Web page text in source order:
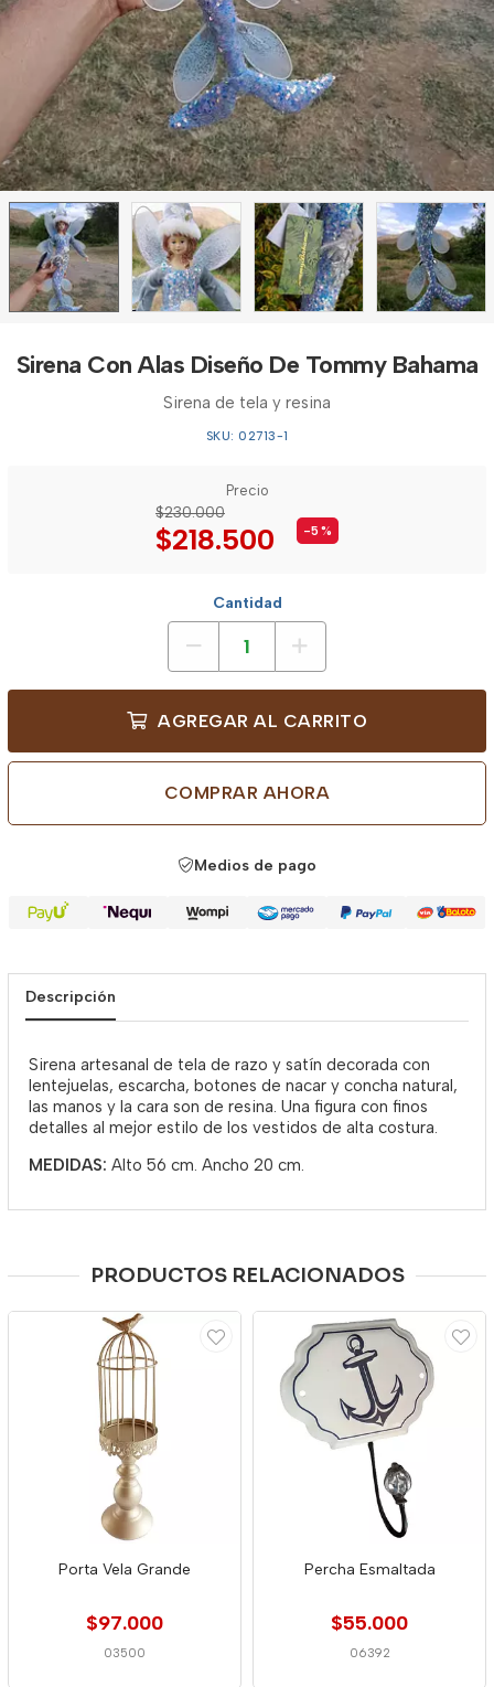
Sirena Con Alas Diseño De Tommy Bahama
Sirena de tela y resina
SKU: 02713-1
Precio
$230.000
$218.500 -5 %
Cantidad
AGREGAR AL CARRITO
COMPRAR AHORA
Medios de pago
Descripción
Sirena artesanal de tela de razo y satín decorada con
lentejuelas, escarcha, botones de nacar y concha natural,
las manos y la cara son de resina. Una figura con finos
detalles al mejor estilo de los vestidos de alta costura.
MEDIDAS: Alto 56 cm. Ancho 20 cm.
PRODUCTOS RELACIONADOS
Porta Vela Grande
$97.000
03500
Percha Esmaltada
$55.000
06392